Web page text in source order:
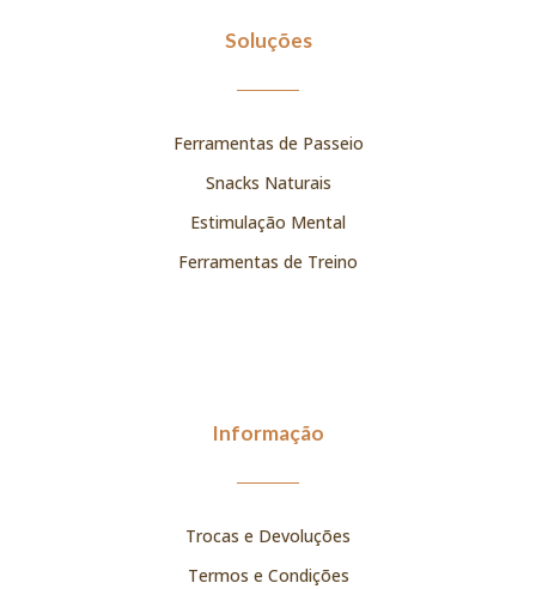
Soluções
Ferramentas de Passeio
Snacks Naturais
Estimulação Mental
Ferramentas de Treino
Informação
Trocas e Devoluções
Termos e Condições